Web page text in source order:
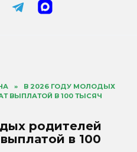
»
В 2026 ГОДУ МОЛОДЫХ
ВЫПЛАТОЙ В 100 ТЫСЯЧ
родителей
в 100